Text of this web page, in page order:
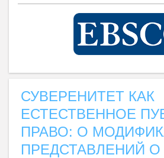
СУВЕРЕНИТЕТ КАК
ЕСТЕСТВЕННОЕ
ПРАВО: О
ПРЕДСТАВЛЕНИЙ